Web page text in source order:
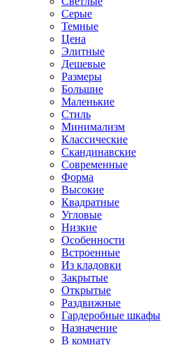
Серые
Темные
Цена
Элитные
Дешевые
Размеры
Большие
Маленькие
Стиль
Минимализм
Классические
Скандинавские
Современные
Форма
Высокие
Квадратные
Угловые
Низкие
Особенности
Встроенные
Из кладовки
Закрытые
Открытые
Раздвижные
Гардеробные шкафы
Назначение
В комнату